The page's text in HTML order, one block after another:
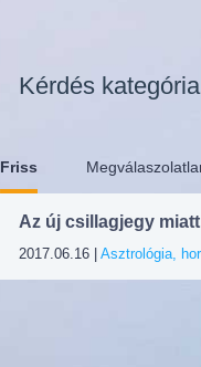
Kérdés
Friss
Az új csillagjegy
2017.06.16 |Asztrológia,